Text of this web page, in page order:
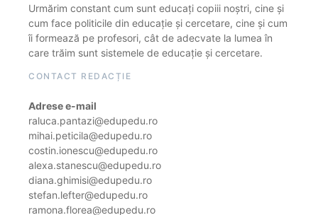
Urmărim constant cum sunt educați copiii noștri, cine și
cum face politicile din educație și cercetare, cine și cum
îi formează pe profesori, cât de adecvate la lumea în
care trăim sunt sistemele de educație și cercetare.
CONTACT REDACȚIE
Adrese e-mail
raluca.pantazi@edupedu.ro
mihai.peticila@edupedu.ro
costin.ionescu@edupedu.ro
alexa.stanescu@edupedu.ro
diana.ghimisi@edupedu.ro
stefan.lefter@edupedu.ro
ramona.florea@edupedu.ro